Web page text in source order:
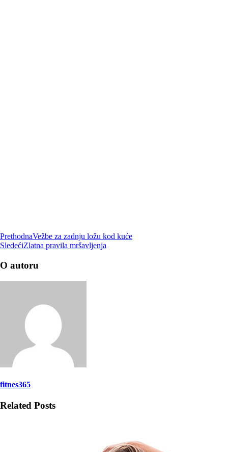
PrethodnaVežbe za zadnju ložu kod kuće
SledećiZlatna pravila mršavljenja
O autoru
fitnes365
Related Posts